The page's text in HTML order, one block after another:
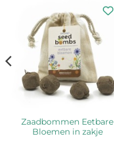
Zaadbommen Eetbare
Bloemen in zakje